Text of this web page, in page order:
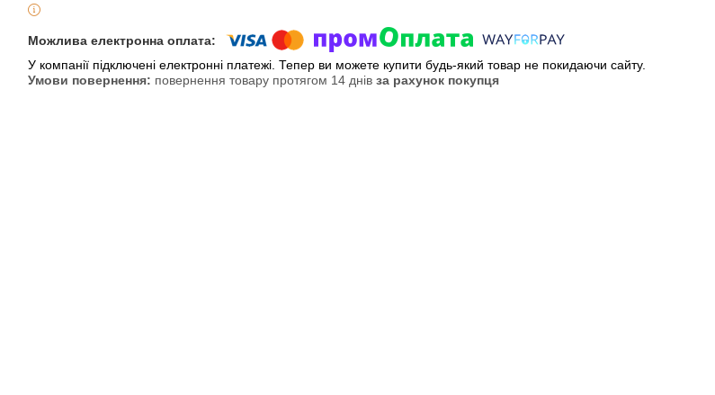
У компанії підключені електронні платежі. Тепер ви можете купити будь-який товар не покидаючи сайту.
повернення товару протягом 14 днів за рахунок покупця